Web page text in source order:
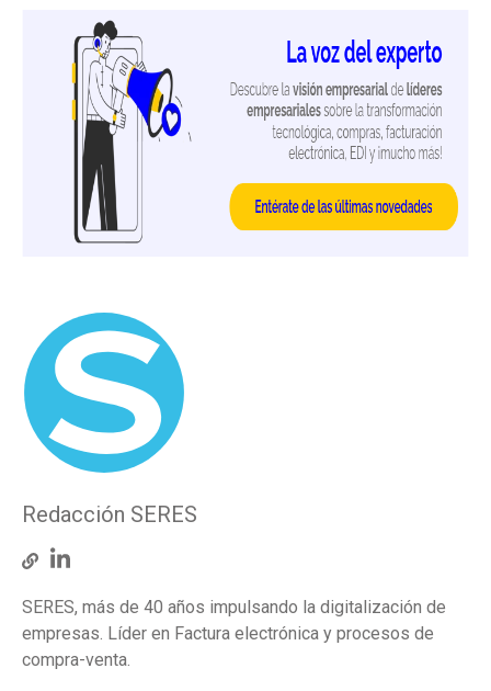
Redacción SERES
SERES, más de 40 años impulsando la digitalización de
empresas. Líder en Factura electrónica y procesos de
compra-venta.